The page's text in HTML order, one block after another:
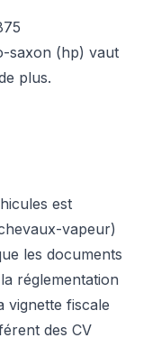
saxon (hp) vaut
plus.
est
vapeur)
les documents
réglementation
vignette fiscale
des CV